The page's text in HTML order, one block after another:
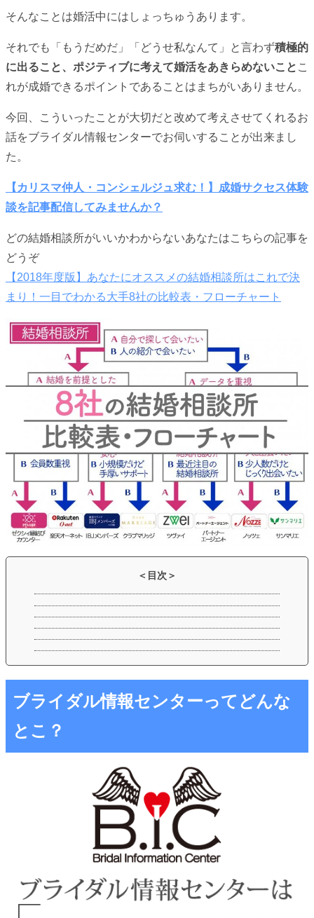
そんなことは婚活中にはしょっちゅうあります。
それでも「もうだめだ」「どうせ私なんて」と言わず積極的
に出ること、ポジティブに考えて婚活をあきらめないこと こ
れが成婚できるポイントであることはまちがいありません。
今回、こういったことが大切だと改めて考えさせてくれるお
話をブライダル情報センターでお伺いすることが出来まし
た。
【カリスマ仲人・コンシェルジュ求む！】成婚サクセス体験
談を記事配信してみませんか？
どの結婚相談所がいいかわからないあなたはこちらの記事を
どうぞ
【2018年度版】あなたにオススメの結婚相談所はこれで決
まり！一目でわかる大手8社の比較表・フローチャート
ブライダル情報センターってどんな
とこ？